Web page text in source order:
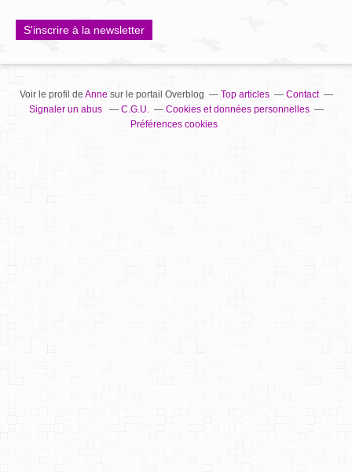
S'inscrire à la newsletter
Voir le profil de Annesur le portail Overblog Top articles
Contact
Signaler un abus
C.G.U.
Cookies et données personnelles
Préférences cookies